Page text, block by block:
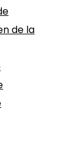
de la